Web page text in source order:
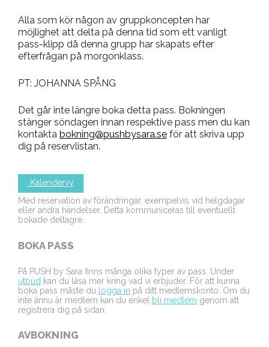
Alla som kör någon av gruppkoncepten har
möjlighet att delta på denna tid som ett vanligt
pass-klipp då denna grupp har skapats efter
efterfrågan på morgonklass.
PT: JOHANNA SPÅNG
Det går inte längre boka detta pass. Bokningen
stänger söndagen innan respektive pass men du kan
kontakta bokning@pushbysara.seför att skriva upp
dig på reservlistan.
Kalendervy
Med reservation av förändringar, exempelvis vid helgdagar
eller andra händelser. Detta kommuniceras till eventuellt
bokade deltagre.
BOKA PASS
På PUSH by Sara finns många olika typer av pass. Under
utbud kan du läsa mer kring vad vi erbjuder. För att kunna
boka pass måste du
logga in på ditt medlemskonto. Om du
inte ännu är medlem kan du enkel
bli medlem genom att
registrera dig på sidan.
AVBOKNING